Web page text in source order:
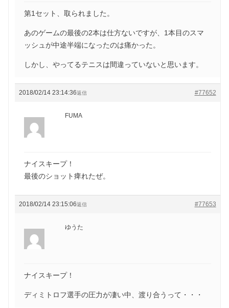
第1セット、取られました。
あのゲームの最後の2本は仕方ないですが、1本目のスマ
ッシュが中途半端になったのは痛かった。
しかし、やってるテニスは間違っていないと思います。
2018/02/14 23:14:36 #77652
返信
FUMA
ナイスキープ！
最後のショット痺れたぜ。
2018/02/14 23:15:06 #77653
返信
ゆうた
ナイスキープ！
ディミトロフ選手の圧力が凄い中、渡り合うって・・・